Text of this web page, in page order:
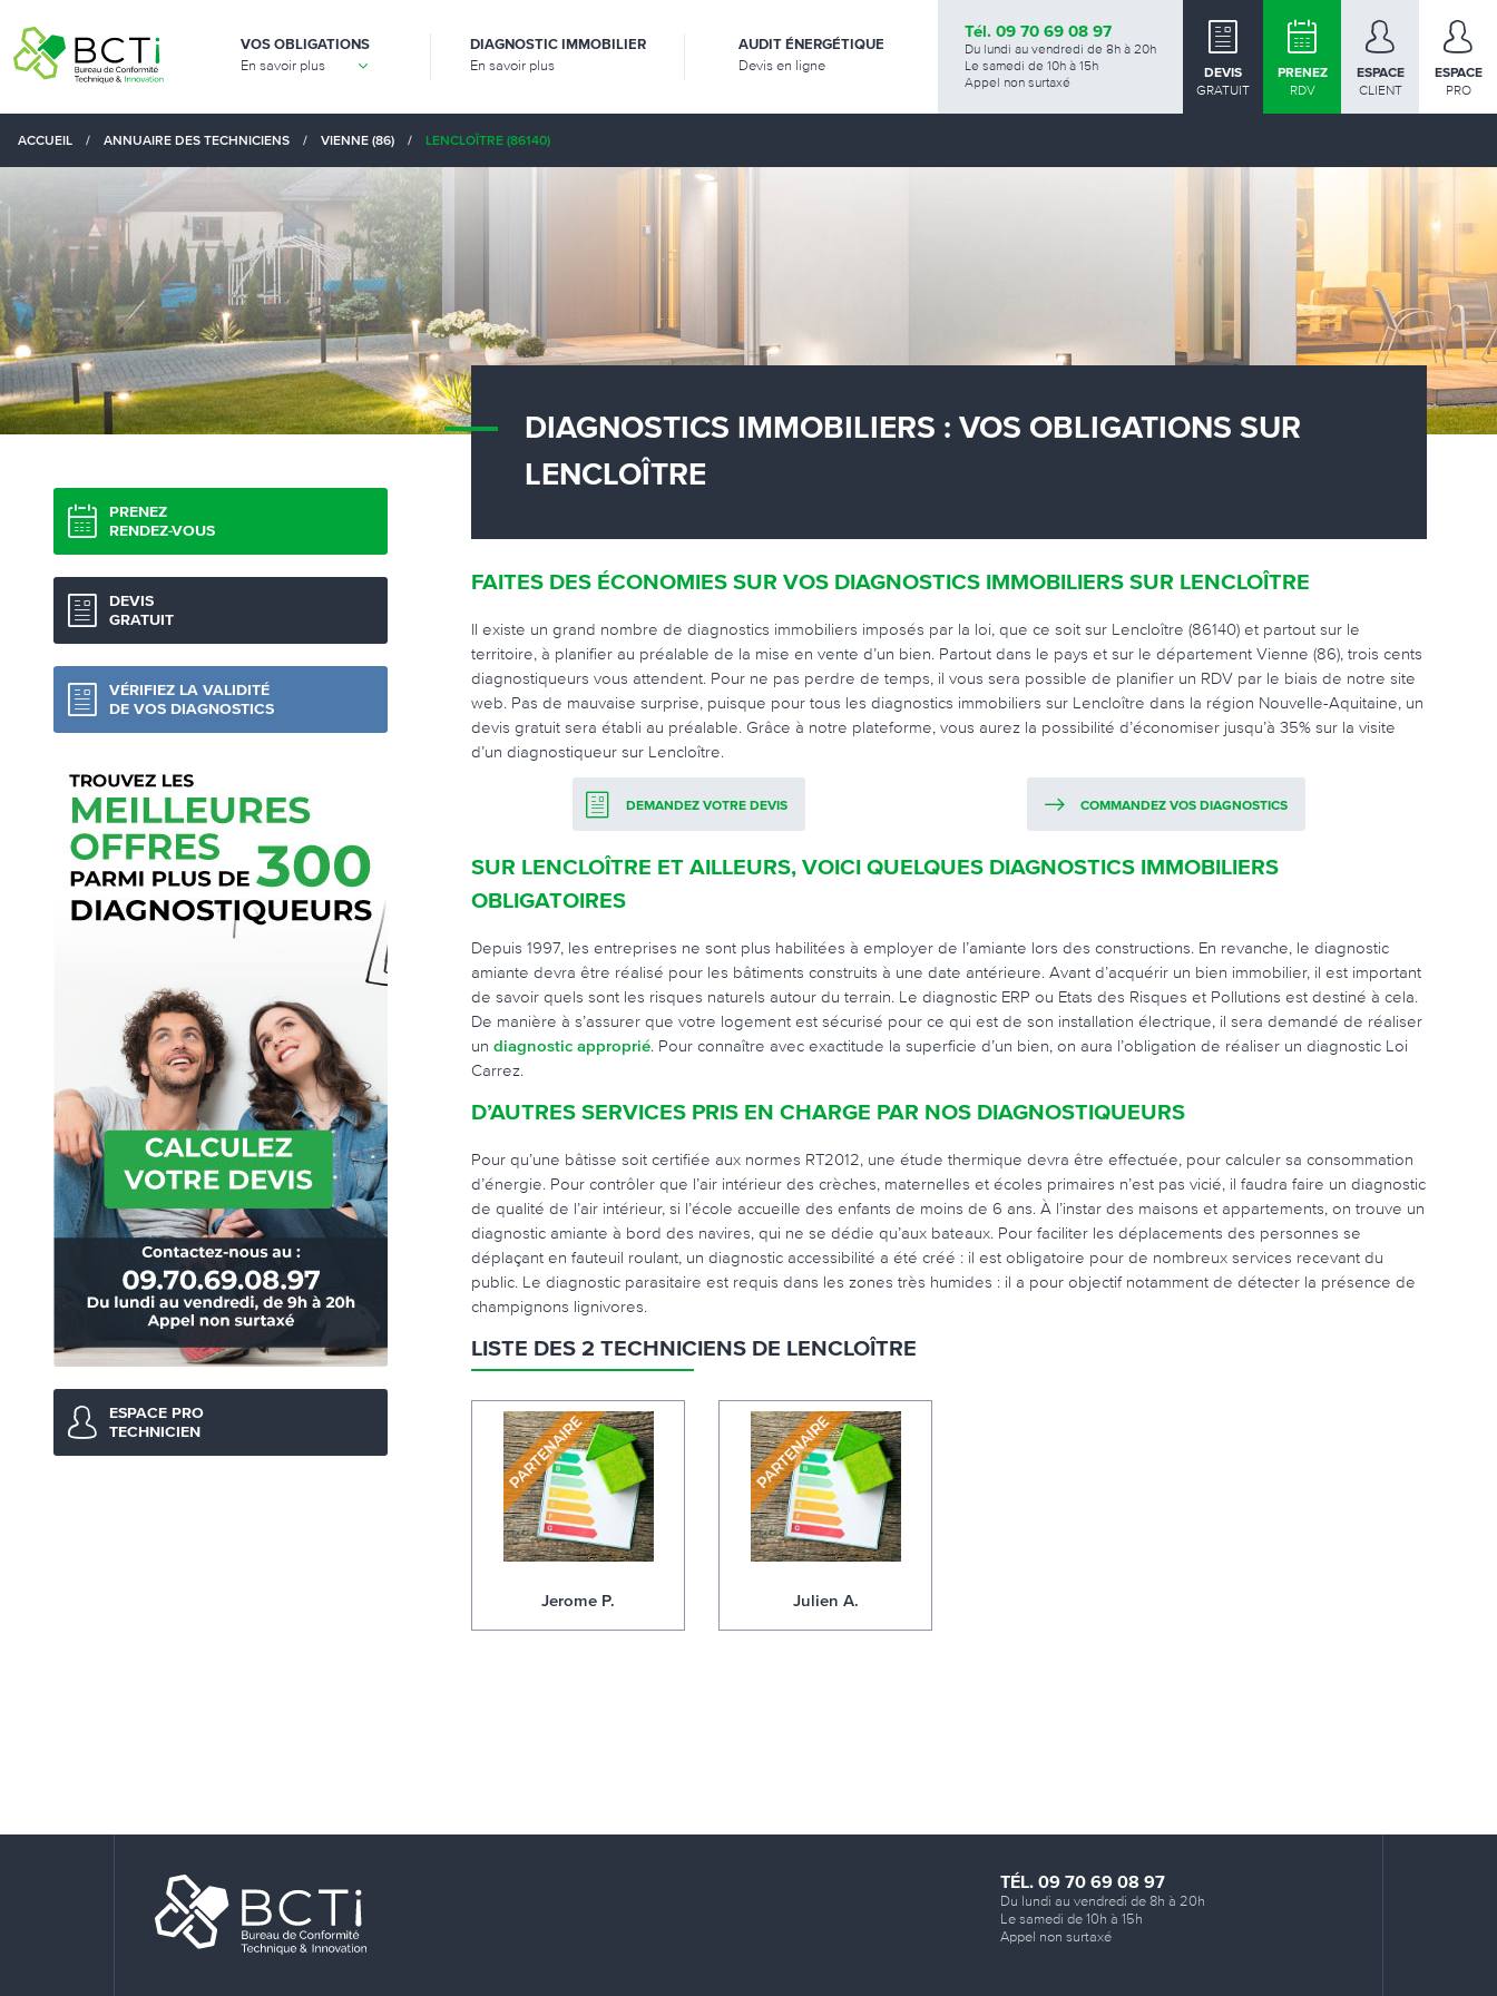
VOS OBLIGATIONS
En savoir plus
DIAGNOSTIC IMMOBILIER
En savoir plus
AUDIT ÉNERGÉTIQUE
Devis en ligne
Tél. 09 70 69 08 97
Du lundi au vendredi de 8h à 20h
Le samedi de 10h à 15h
Appel non surtaxé
DEVIS
GRATUIT
PRENEZ
RDV
ESPACE
CLIENT
ESPACE
PRO
ACCUEIL / ANNUAIRE DES TECHNICIENS / VIENNE (86) / LENCLOÎTRE (86140)
PRENEZ
RENDEZ-VOUS
DEVIS
GRATUIT
VÉRIFIEZ LA VALIDITÉ
DE VOS DIAGNOSTICS
ESPACE PRO
TECHNICIEN
DIAGNOSTICS IMMOBILIERS : VOS OBLIGATIONS SUR
LENCLOÎTRE
FAITES DES ÉCONOMIES SUR VOS DIAGNOSTICS IMMOBILIERS SUR LENCLOÎTRE
Il existe un grand nombre de diagnostics immobiliers imposés par la loi, que ce soit sur Lencloître (86140) et partout sur le
territoire, à planifier au préalable de la mise en vente d’un bien. Partout dans le pays et sur le département Vienne (86), trois cents
diagnostiqueurs vous attendent. Pour ne pas perdre de temps, il vous sera possible de planifier un RDV par le biais de notre site
web. Pas de mauvaise surprise, puisque pour tous les diagnostics immobiliers sur Lencloître dans la région Nouvelle-Aquitaine, un
devis gratuit sera établi au préalable. Grâce à notre plateforme, vous aurez la possibilité d’économiser jusqu’à 35% sur la visite
d’un diagnostiqueur sur Lencloître.
DEMANDEZ VOTRE DEVIS COMMANDEZ VOS DIAGNOSTICS
SUR LENCLOÎTRE ET AILLEURS, VOICI QUELQUES DIAGNOSTICS IMMOBILIERS
OBLIGATOIRES
Depuis 1997, les entreprises ne sont plus habilitées à employer de l’amiante lors des constructions. En revanche, le diagnostic
amiante devra être réalisé pour les bâtiments construits à une date antérieure. Avant d’acquérir un bien immobilier, il est important
de savoir quels sont les risques naturels autour du terrain. Le diagnostic ERP ou Etats des Risques et Pollutions est destiné à cela.
De manière à s’assurer que votre logement est sécurisé pour ce qui est de son installation électrique, il sera demandé de réaliser
un diagnostic approprié. Pour connaître avec exactitude la superficie d’un bien, on aura l’obligation de réaliser un diagnostic Loi
Carrez.
D’AUTRES SERVICES PRIS EN CHARGE PAR NOS DIAGNOSTIQUEURS
Pour qu’une bâtisse soit certifiée aux normes RT2012, une étude thermique devra être effectuée, pour calculer sa consommation
d’énergie. Pour contrôler que l’air intérieur des crèches, maternelles et écoles primaires n’est pas vicié, il faudra faire un diagnostic
de qualité de l’air intérieur, si l’école accueille des enfants de moins de 6 ans. À l’instar des maisons et appartements, on trouve un
diagnostic amiante à bord des navires, qui ne se dédie qu’aux bateaux. Pour faciliter les déplacements des personnes se
déplaçant en fauteuil roulant, un diagnostic accessibilité a été créé : il est obligatoire pour de nombreux services recevant du
public. Le diagnostic parasitaire est requis dans les zones très humides : il a pour objectif notamment de détecter la présence de
champignons lignivores.
LISTE DES 2 TECHNICIENS DE LENCLOÎTRE
Jerome P. Julien A.
TÉL. 09 70 69 08 97
Du lundi au vendredi de 8h à 20h
Le samedi de 10h à 15h
Appel non surtaxé